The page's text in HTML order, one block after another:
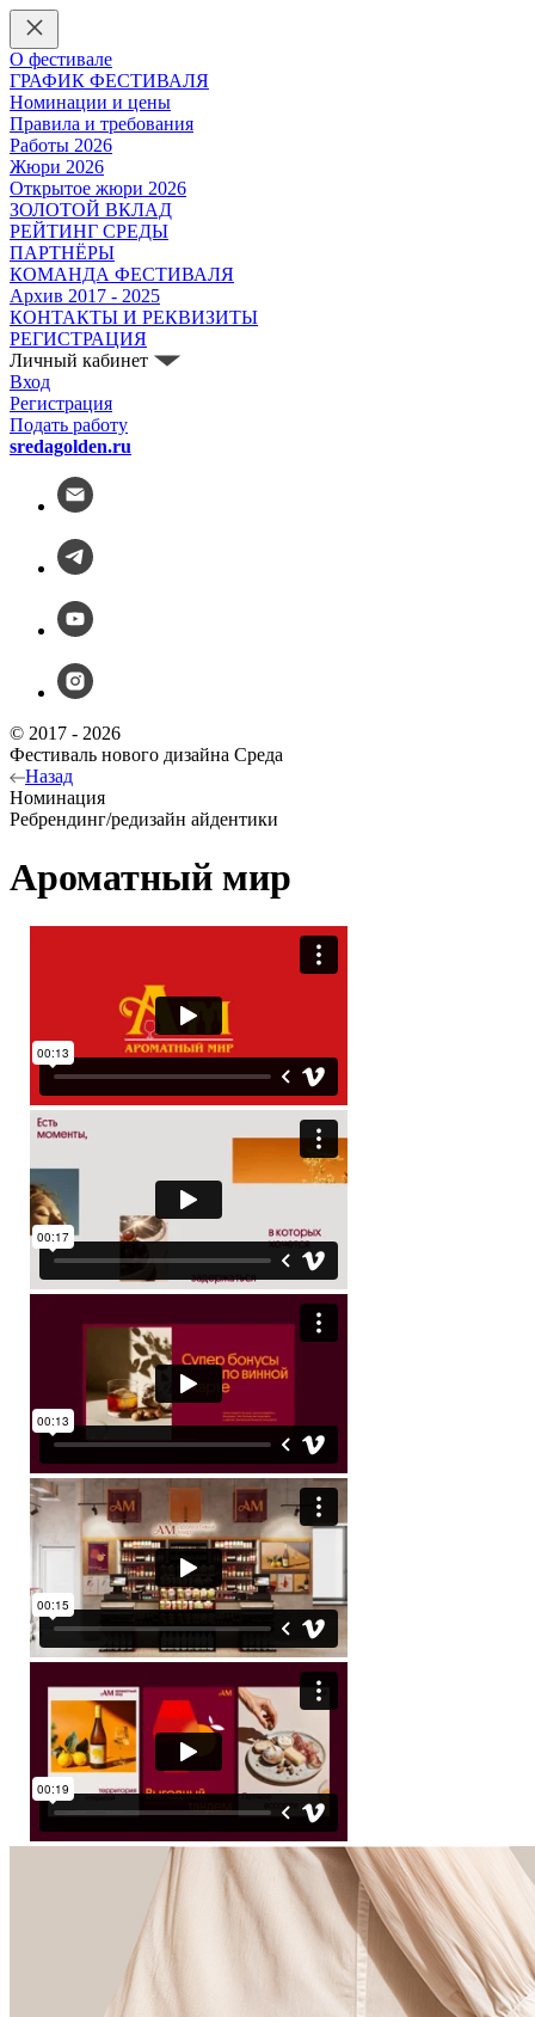
О фестивале
ГРАФИК ФЕСТИВАЛЯ
Номинации и цены
Правила и требования
Работы 2026
Жюри 2026
Открытое жюри 2026
ЗОЛОТОЙ ВКЛАД
РЕЙТИНГ СРЕДЫ
ПАРТНЁРЫ
КОМАНДА ФЕСТИВАЛЯ
Архив 2017 - 2025
КОНТАКТЫ И РЕКВИЗИТЫ
РЕГИСТРАЦИЯ
Личный кабинет
Вход
Регистрация
Подать работу
sredagolden.ru
© 2017 - 2026
Фестиваль нового дизайна Среда
Назад
Номинация
Ребрендинг/редизайн айдентики
Ароматный мир